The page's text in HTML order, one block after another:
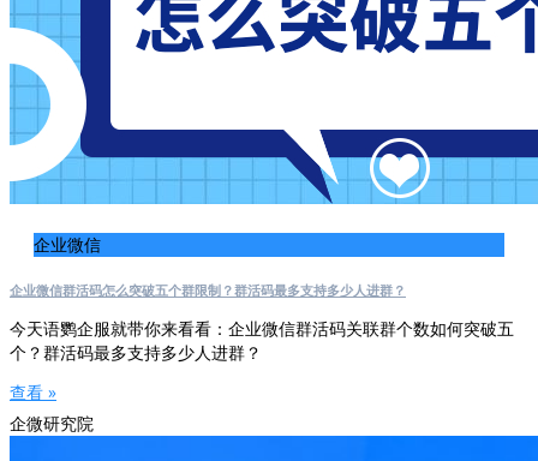
企业微信
企业微信群活码怎么突破五个群限制？群活码最多支持多少人进群？
今天语鹦企服就带你来看看：企业微信群活码关联群个数如何突破五
个？群活码最多支持多少人进群？
查看 »
企微研究院